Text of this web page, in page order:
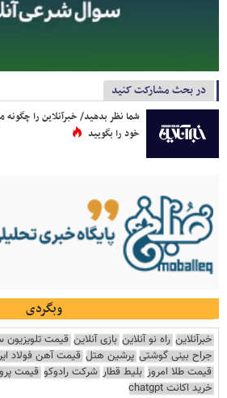
در بحث مشارکت کنید
شما نظر بدهید/ خبرآنلاین را چگونه
خود را بگویید
وبگردی
خبرآنلاین راه نو آنلاین بازی آنلاین قیمت تلویزیون
جراح بینی گوشتی پرشین هتل قیمت آهن فولاد
قیمت طلا امروز بلیط قطار شرکت رادوکو قیمت
خرید اکانت chatgpt